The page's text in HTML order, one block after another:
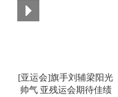
[亚运会]旗手刘辅梁阳光
帅气 亚残运会期待佳绩